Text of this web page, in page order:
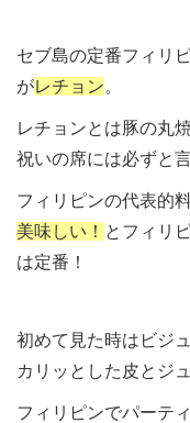
セブ島の定番フィリ
がレチョン。
レチョンとは豚の丸
祝いの席には必ずと
フィリピンの代表的
美味しい！ とフィリ
は定番！
初めて見た時はビジ
カリッとした皮とジ
フィリピンでパーテ